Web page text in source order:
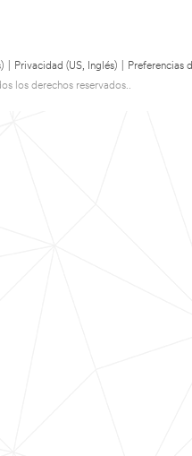
Privacidad (US, Inglés)
Preferencias
los derechos reservados..